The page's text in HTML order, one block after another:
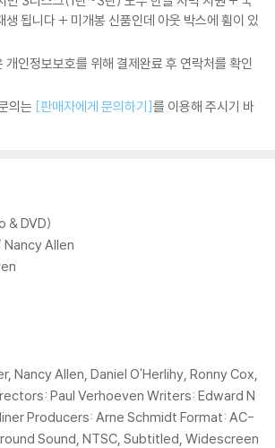
생 됩니다 + 미개봉 신품인데 아웃 박스에 휨이 있
개인정보보호를 위해 결제완료 후 연락처를 확인
의는 [판매자에게 문의하기]를 이용해 주시기 바
& DVD)
Nancy Allen
Nancy Allen, Daniel O'Herlihy, Ronny Cox,
Paul Verhoeven Writers: Edward N
Producers: Arne Schmidt Format: AC-
Sound, NTSC, Subtitled, Widescreen